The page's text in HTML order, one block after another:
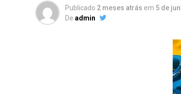
Publicado 2 meses atrás em 5 de
De admin